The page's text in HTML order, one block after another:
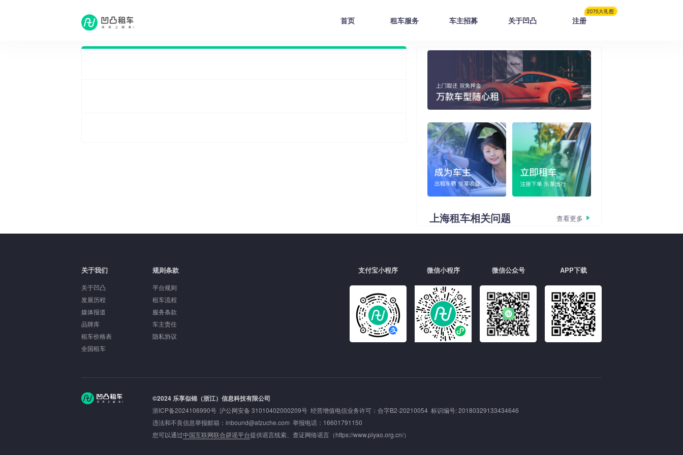
首页 租车服务 车主招募 关于凹凸 注册
租车问答 ·上海预定相关租车问题
上海租车相关问题 查看更多
关于我们
关于凹凸
发展历程
媒体报道
品牌库
租车价格表
全国租车
规则条款
平台规则
租车流程
服务条款
车主责任
隐私协议
支付宝小程序 微信小程序 微信公众号 APP下载
©2024 乐享似锦（浙江）信息科技有限公司
浙ICP备2024106990号 沪公网安备 31010402000209号 经营增值电信业务许可：合字B2-20210054 标识编号: 20180329133434646
违法和不良信息举报邮箱：inbound@atzuche.com 举报电话：16601791150
您可以通过中国互联网联合辟谣平台提供谣言线索、查证网络谣言（https://www.piyao.org.cn/）